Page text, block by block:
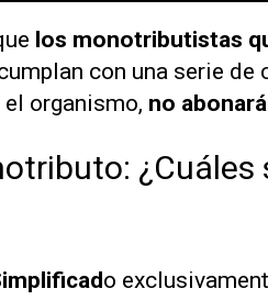
los monotributistas
con una serie de
organismo, no
¿Cuáles
o